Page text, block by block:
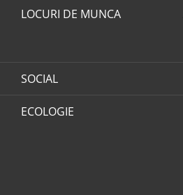
LOCURI DE MUNCA
SOCIAL
ECOLOGIE